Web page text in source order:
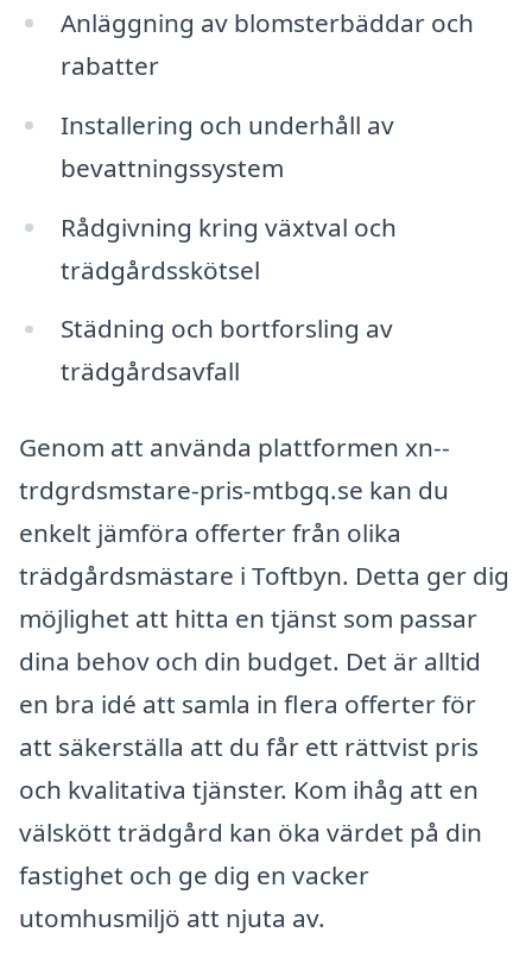
Anläggning av blomsterbäddar och
rabatter
Installering och underhåll av
bevattningssystem
Rådgivning kring växtval och
trädgårdsskötsel
Städning och bortforsling av
trädgårdsavfall
Genom att använda plattformen xn--
trdgrdsmstare-pris-mtbgq.se kan du
enkelt jämföra offerter från olika
trädgårdsmästare i Toftbyn. Detta ger dig
möjlighet att hitta en tjänst som passar
dina behov och din budget. Det är alltid
en bra idé att samla in flera offerter för
att säkerställa att du får ett rättvist pris
och kvalitativa tjänster. Kom ihåg att en
välskött trädgård kan öka värdet på din
fastighet och ge dig en vacker
utomhusmiljö att njuta av.